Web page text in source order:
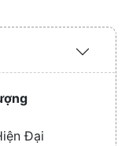
Expand
/
Đại